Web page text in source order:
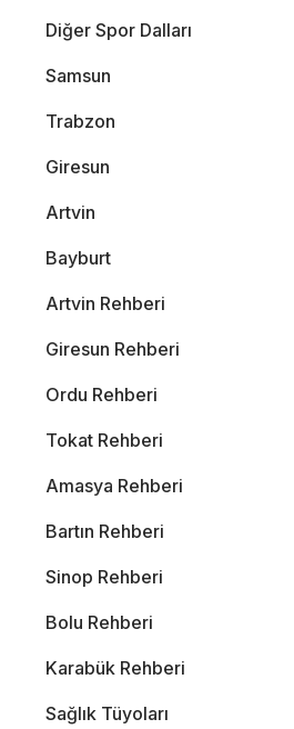
Diğer Spor Dalları
Samsun
Trabzon
Giresun
Artvin
Bayburt
Artvin Rehberi
Giresun Rehberi
Ordu Rehberi
Tokat Rehberi
Amasya Rehberi
Bartın Rehberi
Sinop Rehberi
Bolu Rehberi
Karabük Rehberi
Sağlık Tüyoları